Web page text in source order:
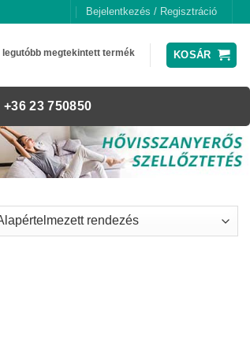
Bejelentkezés / Regisztráció
legutóbb megtekintett termék KOSÁR
+36 23 750850